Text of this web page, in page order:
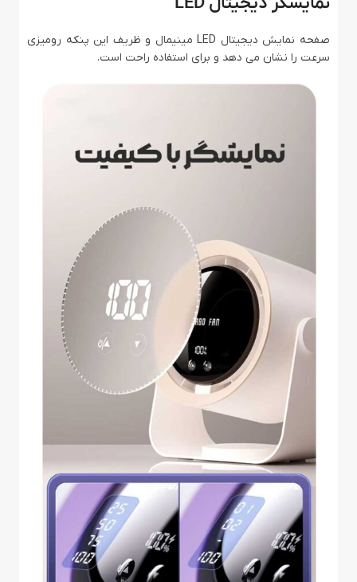
صفحه نمایش دیجیتال LED مینیمال و ظریف این پنکه رومیزی
سرعت را نشان می دهد و برای استفاده راحت است.